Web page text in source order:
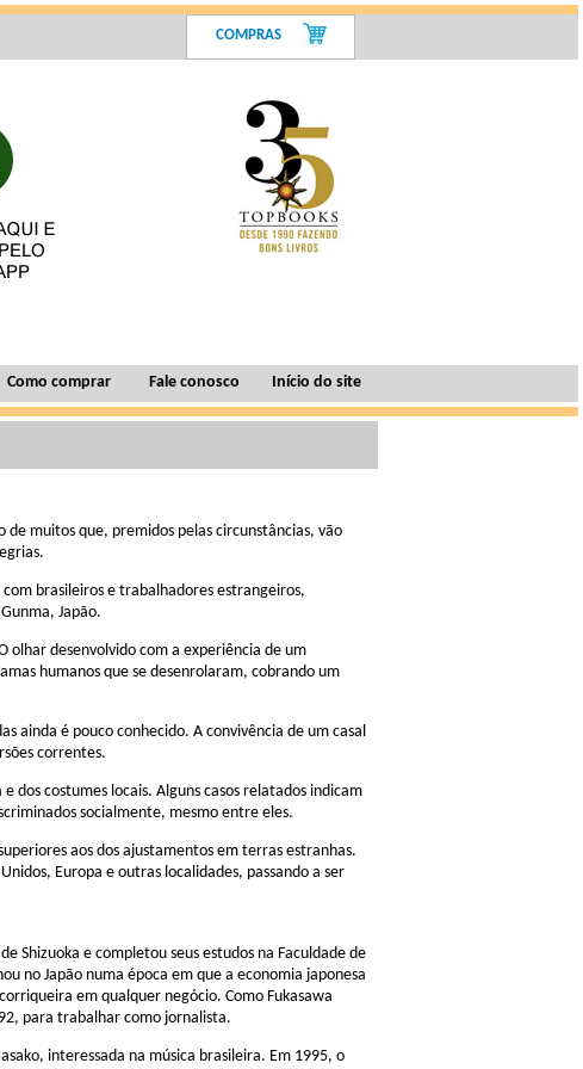
COMPRAS
Como comprar Fale conosco Início do site
muitos que, premidos pelas circunstâncias, vão
brasileiros e trabalhadores estrangeiros,
Japão.
desenvolvido com a experiência de um
humanos que se desenrolaram, cobrando um
ainda é pouco conhecido. A convivência de um casal
correntes.
dos costumes locais. Alguns casos relatados indicam
socialmente, mesmo entre eles.
aos dos ajustamentos em terras estranhas.
Europa e outras localidades, passando a ser
Shizuoka e completou seus estudos na Faculdade de
no Japão numa época em que a economia japonesa
em qualquer negócio. Como Fukasawa
para trabalhar como jornalista.
interessada na música brasileira. Em 1995, o